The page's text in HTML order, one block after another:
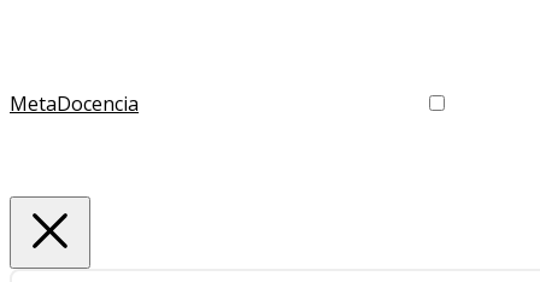
MetaDocencia